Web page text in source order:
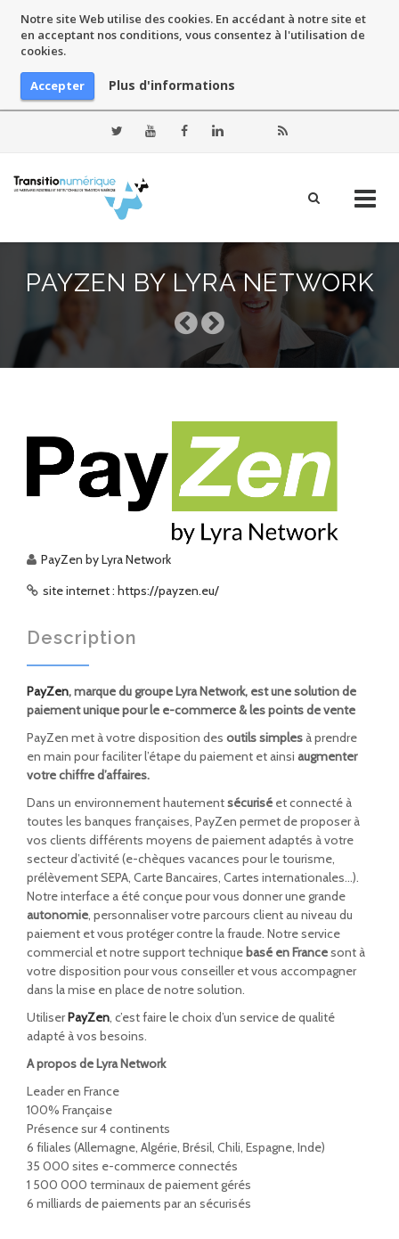
Notre site Web utilise des cookies. En accédant à notre site et
en acceptant nos conditions, vous consentez à l'utilisation de
cookies.
Accepter Plus d'informations
content
PAYZEN BY LYRA NETWORK
PayZen by Lyra Network
site internet : https://payzen.eu/
Description
PayZen, marque du groupe Lyra Network, est une solution de
paiement unique pour le e-commerce & les points de vente
PayZen met à votre disposition des outils simplesà prendre
en main pour faciliter l’étape du paiement et ainsi augmenter
votre chiffre d’affaires.
Dans un environnement hautementsécurisé et connecté à
toutes les banques françaises, PayZen permet de proposer à
vos clients différents moyens de paiement adaptés à votre
secteur d’activité (e-chèques vacances pour le tourisme,
prélèvement SEPA, Carte Bancaires, Cartes internationales…).
Notre interface a été conçue pour vous donner une grande
autonomie, personnaliser votre parcours client au niveau du
paiement et vous protéger contre la fraude. Notre service
commercial et notre support technique basé en Francesont à
votre disposition pour vous conseiller et vous accompagner
dans la mise en place de notre solution.
UtiliserPayZen, c’est faire le choix d’un service de qualité
adapté à vos besoins.
A propos de Lyra Network
Leader en France
100% Française
Présence sur 4 continents
6 filiales (Allemagne, Algérie, Brésil, Chili, Espagne, Inde)
35 000 sites e-commerce connectés
1 500 000 terminaux de paiement gérés
6 milliards de paiements par an sécurisés